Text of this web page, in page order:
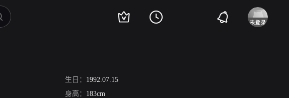
生日： 1992.07.15
身高： 183cm